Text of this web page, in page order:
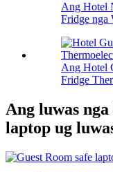
Ang Hotel
Fridge nga
Ang Hotel
Fridge
Ang luwas
laptop ug